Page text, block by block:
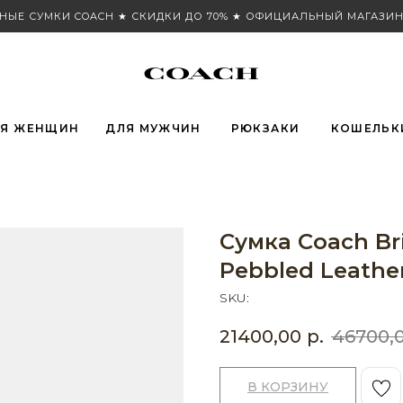
СУМКИ COACH ★ СКИДКИ ДО 70% ★ ОФИЦИАЛЬНЫЙ
ЖЕНЩИН ДЛЯ МУЖЧИН РЮКЗАКИ
Сумка Coach
Pebbled
SKU:
21400,00 р.
В КОРЗИНУ